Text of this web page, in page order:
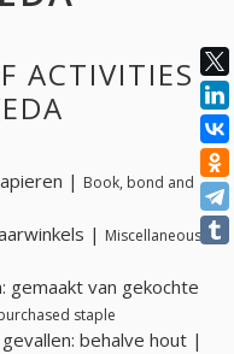
ACTIVITIES
| Book, bond and
| Miscellaneous
gemaakt van gekochte
staple
behalve hout |